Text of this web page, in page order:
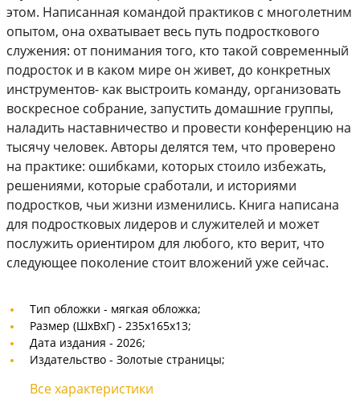
этом. Написанная командой практиков с многолетним
опытом, она охватывает весь путь подросткового
служения: от понимания того, кто такой современный
подросток и в каком мире он живет, до конкретных
инструментов- как выстроить команду, организовать
воскресное собрание, запустить домашние группы,
наладить наставничество и провести конференцию на
тысячу человек. Авторы делятся тем, что проверено
на практике: ошибками, которых стоило избежать,
решениями, которые сработали, и историями
подростков, чьи жизни изменились. Книга написана
для подростковых лидеров и служителей и может
послужить ориентиром для любого, кто верит, что
следующее поколение стоит вложений уже сейчас.
Тип обложки - мягкая обложка;
Размер (ШхВхГ) - 235х165х13;
Дата издания - 2026;
Издательство - Золотые страницы;
Все характеристики